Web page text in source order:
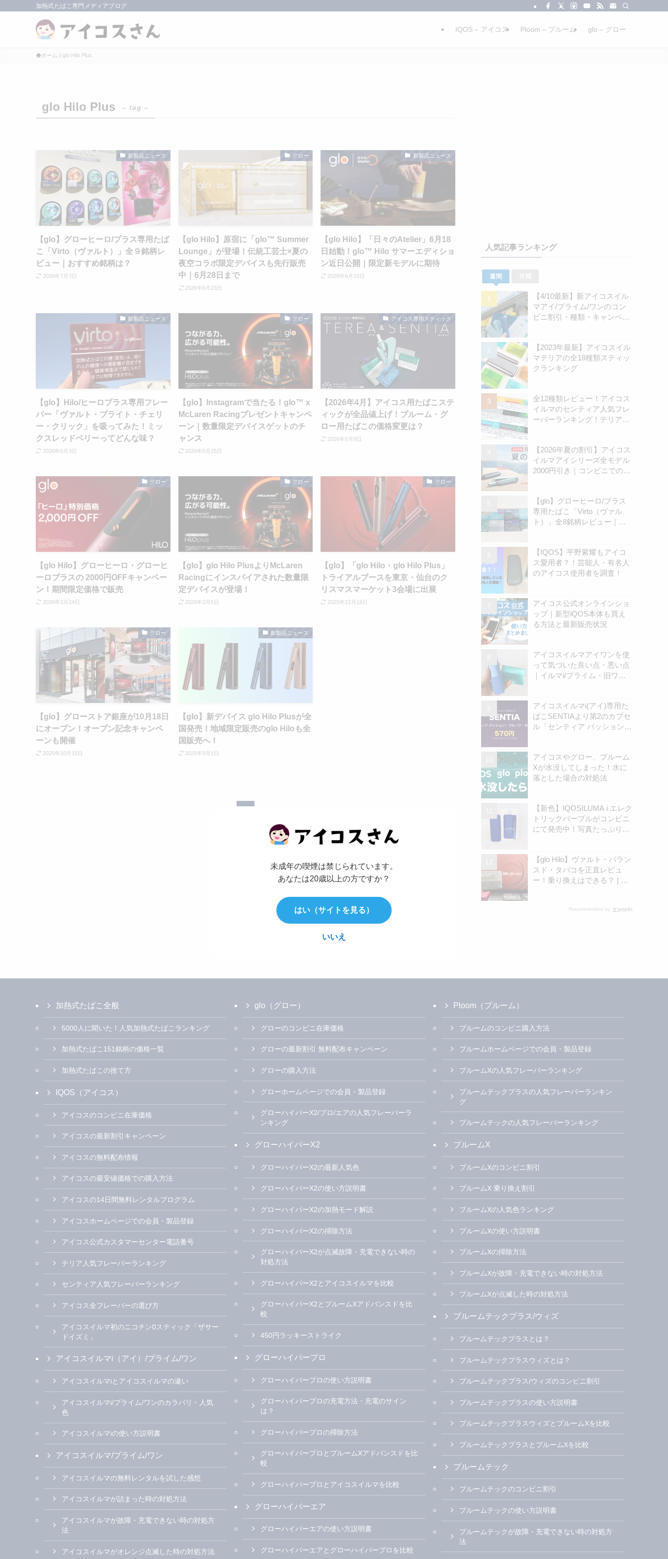
加熱式たばこ専門メディアブログ
IQOS – アイコス Ploom – プルーム glo – グロー
ホーム glo Hilo Plus
glo Hilo Plus – tag –
新製品ニュース
【glo】グローヒーロ/プラス専用たば
こ「Virto（ヴァルト）」全９銘柄レ
ビュー｜おすすめ銘柄は？
2026年7月3日
グロー
【glo Hilo】原宿に「glo™ Summer
Lounge」が登場！伝統工芸士×夏の
夜空コラボ限定デバイスも先行販売
中｜6月28日まで
2026年6月23日
新製品ニュース
【glo Hilo】「日々のAtelier」6月18
日始動！glo™ Hilo サマーエディショ
ン近日公開｜限定新モデルに期待
2026年6月15日
新製品ニュース
【glo】Hilo/ヒーロプラス専用フレー
バー「ヴァルト・ブライト・チェリ
ー・クリック」を吸ってみた！ミッ
クスレッドベリーってどんな味？
2026年6月3日
グロー
【glo】Instagramで当たる！glo™ x
McLaren Racingプレゼントキャンペ
ーン｜数量限定デバイスゲットのチ
ャンス
2026年5月25日
アイコス専用スティック
【2026年4月】アイコス用たばこステ
ィックが全品値上げ！プルーム・グ
ロー用たばこの価格変更は？
2026年5月9日
グロー
【glo Hilo】グローヒーロ・グローヒ
ーロプラスの 2000円OFFキャンペー
ン！期間限定価格で販売
2026年3月24日
グロー
【glo】glo Hilo PlusよりMcLaren
Racingにインスパイアされた数量限
定デバイスが登場！
2026年3月5日
グロー
【glo】「glo Hilo・glo Hilo Plus」
トライアルブースを東京・仙台のク
リスマスマーケット3会場に出展
2025年12月19日
グロー
【glo】グローストア銀座が10月18日
にオープン！オープン記念キャンペ
ーンも開催
2025年10月15日
新製品ニュース
【glo】新デバイス glo Hilo Plusが全
国発売！地域限定販売のglo Hiloも全
国販売へ！
2025年9月1日
人気記事ランキング
週間
【4/10最新】新アイコスイル
マアイ/プライム/ワンのコン
ビニ割引・種類・キャンペー
【2023年最新】アイコスイル
マテリアの全18種類スティッ
クランキング
全12種類レビュー！アイコス
イルマのセンティア人気フレ
ーバーランキング！テリアと
【2026年夏の割引】アイコス
イルマアイシリーズ全モデル
2000円引き｜コンビニでのキ
【glo】グローヒーロ/プラス
専用たばこ「Virto（ヴァル
ト）」全8銘柄レビュー｜お
【IQOS】平野紫耀もアイコ
ス愛用者？！芸能人・有名人
のアイコス使用者を調査！
アイコス公式オンラインショ
ップ｜新型iQOS本体も買え
る方法と最新販売状況
アイコスイルマアイワンを使
って気づいた良い点・悪い点
｜イルマi/プライム・旧ワン
アイコスイルマi(アイ)専用た
ばこSENTIAより第2のカプセ
ル「センティア パッション・
柄 | アイコスさん
アイコスやグロー、プルーム
Xが水没してしまった！水に
落とした場合の対処法
【新色】IQOSILUMA i エレク
トリックパープルがコンビニ
にて発売中！写真たっぷりで
| アイコスさん
【glo Hilo】ヴァルト・バラン
スド・タバコを正直レビュ
ー！乗り換えはできる？ | ア
Recommended by
加熱式たばこ全般
5000人に聞いた！人気加熱式たばこランキング
加熱式たばこ151銘柄の価格一覧
加熱式たばこの捨て方
IQOS（アイコス）
アイコスのコンビニ在庫価格
アイコスの最新割引キャンペーン
アイコスの無料配布情報
アイコスの最安値価格での購入方法
アイコスの14日間無料レンタルプログラム
アイコスホームページでの会員・製品登録
アイコス公式カスタマーセンター電話番号
テリア人気フレーバーランキング
センティア人気フレーバーランキング
アイコス全フレーバーの選び方
アイコスイルマ初のニコチン0スティック「ザサー
ドイズミ」
アイコスイルマi（アイ）/プライム/ワン
アイコスイルマiとアイコスイルマの違い
アイコスイルマi/プライム/ワンのカラバリ・人気
色
アイコスイルマiの使い方説明書
アイコスイルマ/プライム/ワン
アイコスイルマの無料レンタルを試した感想
アイコスイルマが詰まった時の対処方法
アイコスイルマが故障・充電できない時の対処方
法
アイコスイルマがオレンジ点滅した時の対処方法
glo（グロー）
グローのコンビニ在庫価格
グローの最新割引 無料配布キャンペーン
グローの購入方法
グローホームページでの会員・製品登録
グローハイパーX2/プロ/エアの人気フレーバーラ
ンキング
グローハイパーX2
グローハイパーX2の最新人気色
グローハイパーX2の使い方説明書
グローハイパーX2の加熱モード解説
グローハイパーX2の掃除方法
グローハイパーX2が点滅故障・充電できない時の
対処方法
グローハイパーX2とアイコスイルマを比較
グローハイパーX2とプルームXアドバンスドを比
較
450円ラッキーストライク
グローハイパープロ
グローハイパープロの使い方説明書
グローハイパープロの充電方法・充電のサイン
は？
グローハイパープロの掃除方法
グローハイパープロとプルームXアドバンスドを比
較
グローハイパープロとアイコスイルマを比較
グローハイパーエア
グローハイパーエアの使い方説明書
グローハイパーエアとグローハイパープロを比較
Ploom（プルーム）
プルームのコンビニ購入方法
プルームホームページでの会員・製品登録
プルームXの人気フレーバーランキング
プルームテックプラスの人気フレーバーランキン
グ
プルームテックの人気フレーバーランキング
プルームX
プルームXのコンビニ割引
プルームX 乗り換え割引
プルームXの人気色ランキング
プルームXの使い方説明書
プルームXの掃除方法
プルームXが故障・充電できない時の対処方法
プルームXが点滅した時の対処方法
プルームテックプラス/ウィズ
プルームテックプラスとは？
プルームテックプラスウィズとは？
プルームテックプラス/ウィズのコンビニ割引
プルームテックプラスの使い方説明書
プルームテックプラスウィズとプルームXを比較
プルームテックプラスとプルームXを比較
プルームテック
プルームテックのコンビニ割引
プルームテックの使い方説明書
プルームテックが故障・充電できない時の対処方
法
未成年の喫煙は禁じられています。
あなたは20歳以上の方ですか？
はい（サイトを見る）
いいえ